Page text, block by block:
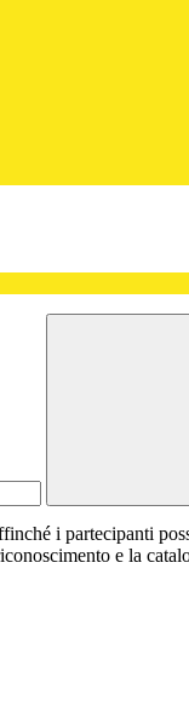
i partecipanti
e la